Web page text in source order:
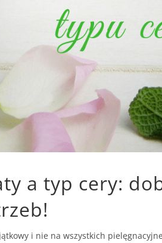
a typ cery:
i nie na wszystkich